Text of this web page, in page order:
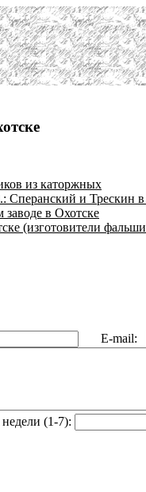
из каторжных
и Трескин в
в Охотске
(изготовители
E-mail:
(1-7):